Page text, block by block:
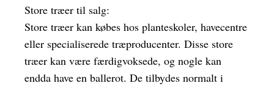
Store træer til salg:
Store træer kan købes hos planteskoler, havecentre
eller specialiserede træproducenter. Disse store
træer kan være færdigvoksede, og nogle kan
endda have en ballerot. De tilbydes normalt i